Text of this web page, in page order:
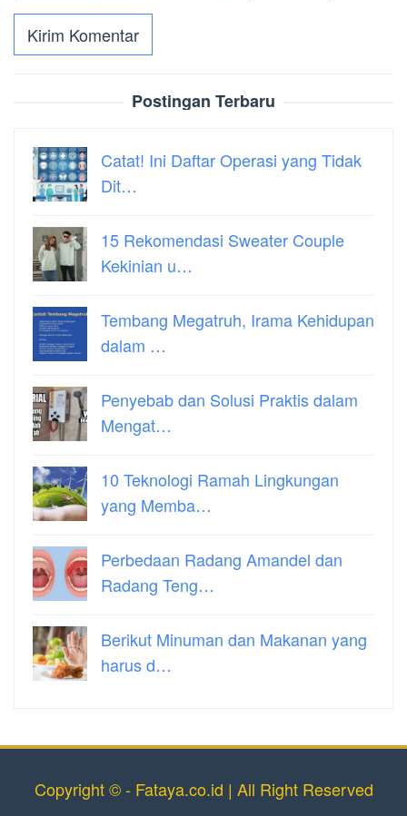
Postingan Terbaru
Catat! Ini Daftar Operasi yang Tidak
Dit…
15 Rekomendasi Sweater Couple
Kekinian u…
Tembang Megatruh, Irama Kehidupan
dalam …
Penyebab dan Solusi Praktis dalam
Mengat…
10 Teknologi Ramah Lingkungan
yang Memba…
Perbedaan Radang Amandel dan
Radang Teng…
Berikut Minuman dan Makanan yang
harus d…
Copyright © - Fataya.co.id | All Right Reserved